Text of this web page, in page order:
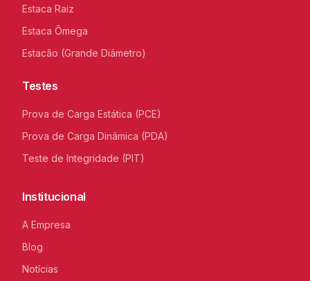
Estaca Raiz
Estaca Ômega
Estacão (Grande Diâmetro)
Testes
Prova de Carga Estática (PCE)
Prova de Carga Dinâmica (PDA)
Teste de Integridade (PIT)
Institucional
A Empresa
Blog
Notícias